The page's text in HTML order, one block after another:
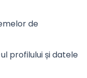
de
profilului și datele